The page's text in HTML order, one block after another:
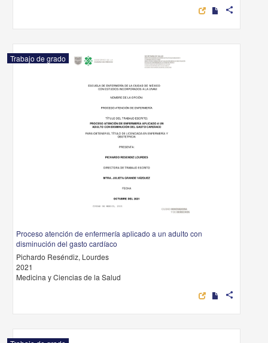
share
Trabajo de grado
Proceso atención de enfermería aplicado a un adulto con
disminución del gasto cardíaco
Pichardo Reséndiz, Lourdes
2021
Medicina y Ciencias de la Salud
share